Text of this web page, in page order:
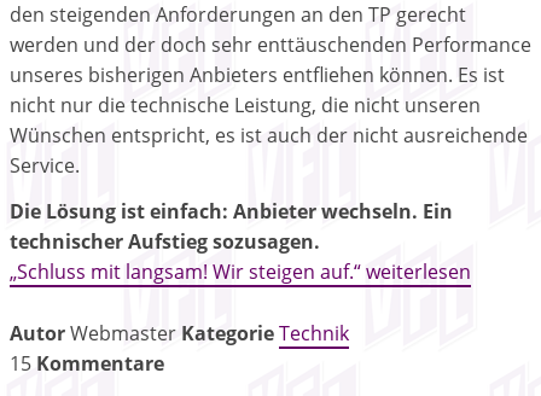
den steigenden Anforderungen an den TP gerecht
werden und der doch sehr enttäuschenden Performance
unseres bisherigen Anbieters entfliehen können. Es ist
nicht nur die technische Leistung, die nicht unseren
Wünschen entspricht, es ist auch der nicht ausreichende
Service.
Die Lösung ist einfach: Anbieter wechseln. Ein
technischer Aufstieg sozusagen.
„Schluss mit langsam! Wir steigen auf.“ weiterlesen
AutorWebmaster KategorieTechnik
15 Kommentare